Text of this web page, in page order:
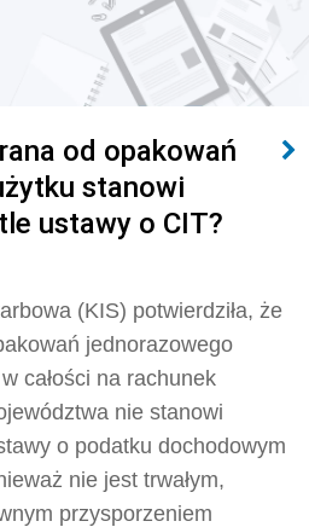
od opakowań
stanowi
ustawy o CIT?
(KIS) potwierdziła, że
jednorazowego
całości na rachunek
nie stanowi
o podatku dochodowym
nie jest trwałym,
przysporzeniem